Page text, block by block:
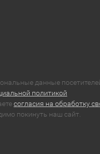
данные
политикой
согласия на обработку
покинуть наш сайт.